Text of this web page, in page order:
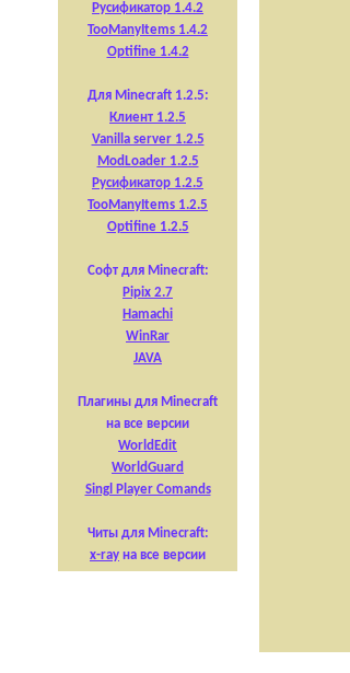
Русификатор 1.4.2
TooManyItems 1.4.2
Optifine 1.4.2
Для Minecraft 1.2.5:
Клиент 1.2.5
Vanilla server 1.2.5
ModLoader 1.2.5
Русификатор 1.2.5
TooManyItems 1.2.5
Optifine 1.2.5
Софт для Minecraft:
Pipix 2.7
Hamachi
WinRar
JAVA
Плагины для Minecraft
на все версии
WorldEdit
WorldGuard
Singl Player Comands
Читы для Minecraft:
x-ray на все версии